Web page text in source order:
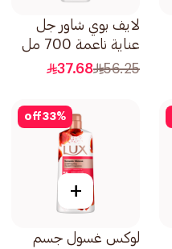
لايف بوي شاور جل
عناية ناعمة 700 مل
56.25
37.68
33%
off
+
لوكس غسول جسم